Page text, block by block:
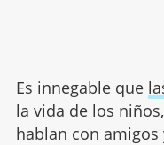
Es innegable que
la vida de los
hablan con